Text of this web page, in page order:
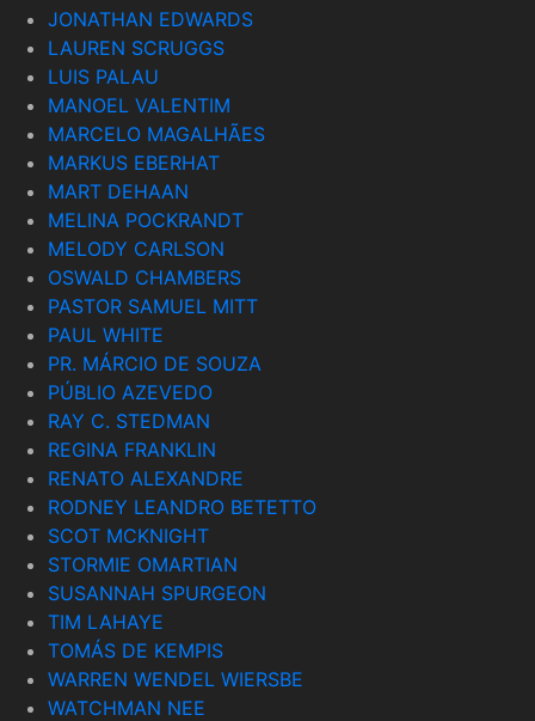
JONATHAN EDWARDS
LAUREN SCRUGGS
LUIS PALAU
MANOEL VALENTIM
MARCELO MAGALHÃES
MARKUS EBERHAT
MART DEHAAN
MELINA POCKRANDT
MELODY CARLSON
OSWALD CHAMBERS
PASTOR SAMUEL MITT
PAUL WHITE
PR. MÁRCIO DE SOUZA
PÚBLIO AZEVEDO
RAY C. STEDMAN
REGINA FRANKLIN
RENATO ALEXANDRE
RODNEY LEANDRO BETETTO
SCOT MCKNIGHT
STORMIE OMARTIAN
SUSANNAH SPURGEON
TIM LAHAYE
TOMÁS DE KEMPIS
WARREN WENDEL WIERSBE
WATCHMAN NEE